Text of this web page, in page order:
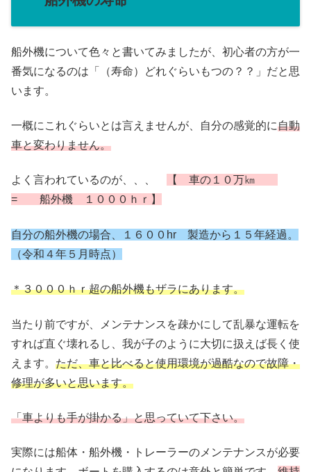
船外機について色々と書いてみましたが、初心者の方が一
番気になるのは「（寿命）どれぐらいもつの？？」だと思
います。
一概にこれぐらいとは言えませんが、自分の感覚的に自動
車と変わりません。
よく言われているのが、、、
【 車の１０万㎞
= 船外機 １０００ｈｒ】
自分の船外機の場合、１６００hr 製造から１５年経過。
（令和４年５月時点）
＊３０００ｈｒ超の船外機もザラにあります。
当たり前ですが、メンテナンスを疎かにして乱暴な運転を
すれば直ぐ壊れるし、我が子のように大切に扱えば長く使
えます。 ただ、車と比べると使用環境が過酷なので故障・
修理が多いと思います。
「車よりも手が掛かる」と思っていて下さい。
実際には船体・船外機・トレーラーのメンテナンスが必要